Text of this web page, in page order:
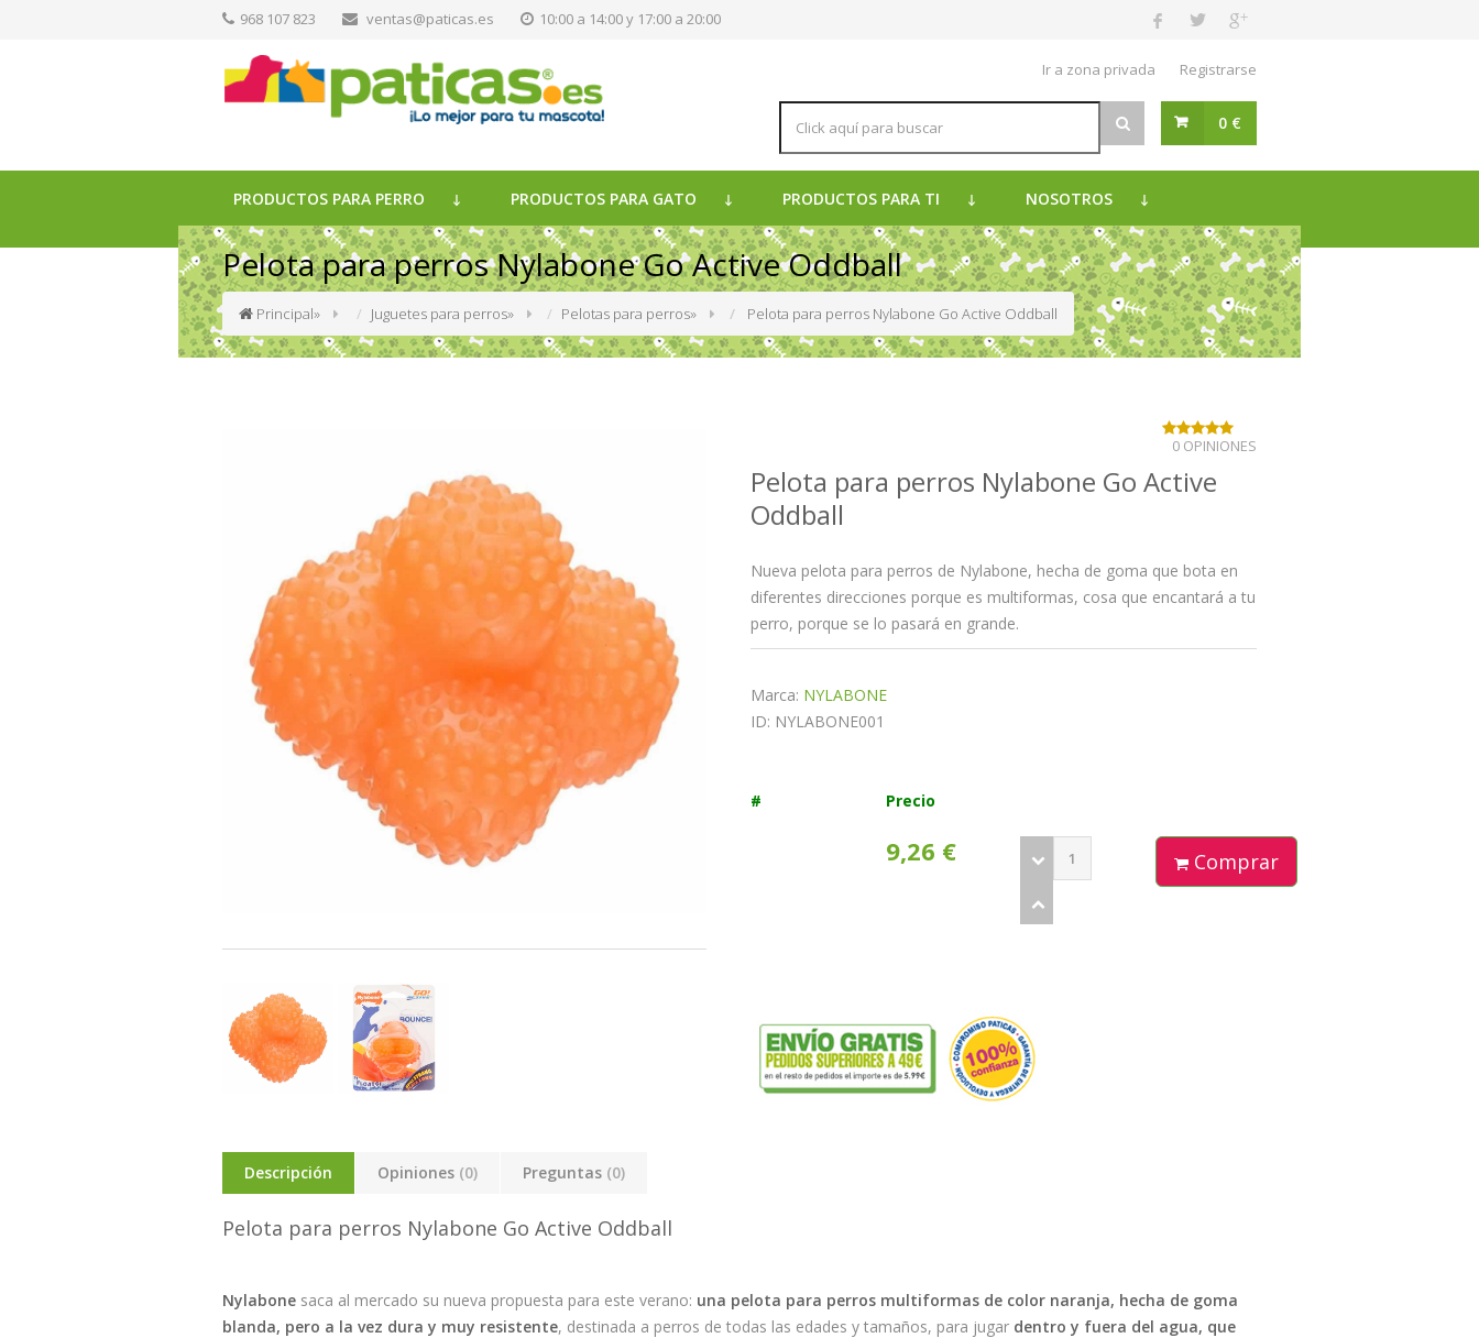
968 107 823 ventas@paticas.es 10:00 a 14:00 y 17:00 a 20:00
Ir a zona privada Registrarse
0 €
PRODUCTOS PARA PERRO PRODUCTOS PARA GATO PRODUCTOS PARA TI NOSOTROS
Pelota para perros Nylabone Go Active Oddball
Principal» Juguetes para perros» Pelotas para perros» Pelota para perros Nylabone Go Active Oddball
Pelota para perros Nylabone Go Active
Oddball
0 OPINIONES
Nueva pelota para perros de Nylabone, hecha de goma que bota en
diferentes direcciones porque es multiformas, cosa que encantará a tu
perro, porque se lo pasará en grande.
Marca: NYLABONE
ID: NYLABONE001
# Precio
9,26 € Comprar
Descripción Opiniones (0) Preguntas (0)
Pelota para perros Nylabone Go Active Oddball
Nylabone saca al mercado su nueva propuesta para este verano: una pelota para perros multiformas de color naranja, hecha de goma
blanda, pero a la vez dura y muy resistente, destinada a perros de todas las edades y tamaños, para jugar dentro y fuera del agua, que